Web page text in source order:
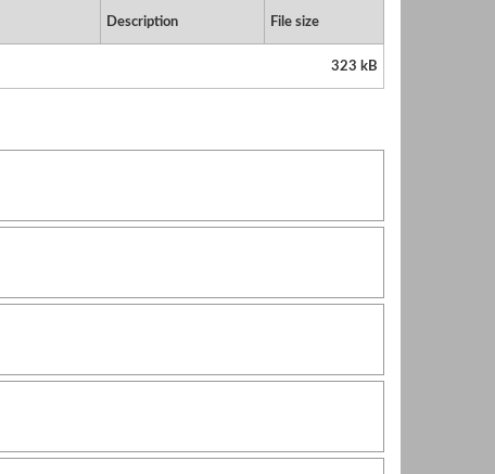
Description File size
323 kB